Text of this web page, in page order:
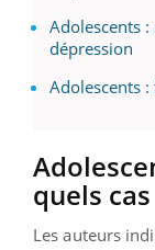
Adolescents
dépression
Adolescents
quels
Les auteurs